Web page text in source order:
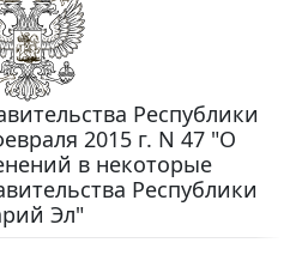
Республики
2015 г. N 47 "О
в некоторые
Республики
Эл"